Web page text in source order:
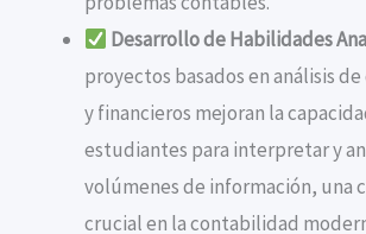
Desarrollo de Habilidades
proyectos basados en análisis
y financieros mejoran la
estudiantes para interpretar y
volúmenes de información, una
crucial en la contabilidad